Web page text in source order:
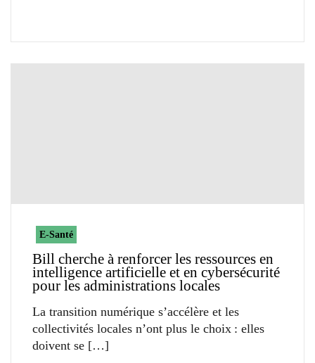
E-Santé
Bill cherche à renforcer les ressources en
intelligence artificielle et en cybersécurité
pour les administrations locales
La transition numérique s’accélère et les
collectivités locales n’ont plus le choix : elles
doivent se